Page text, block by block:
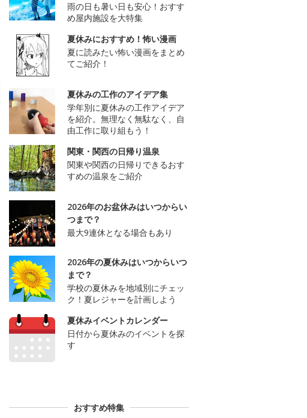
雨の日も暑い日も安心！おすす
め屋内施設を大特集
夏休みにおすすめ！怖い漫画
夏に読みたい怖い漫画をまとめ
てご紹介！
夏休みの工作のアイデア集
学年別に夏休みの工作アイデア
を紹介。無理なく無駄なく、自
由工作に取り組もう！
関東・関西の日帰り温泉
関東や関西の日帰りできるおす
すめの温泉をご紹介
2026年のお盆休みはいつからい
つまで？
最大9連休となる場合もあり
2026年の夏休みはいつからいつ
まで？
学校の夏休みを地域別にチェッ
ク！夏レジャーを計画しよう
夏休みイベントカレンダー
日付から夏休みのイベントを探
す
おすすめ特集